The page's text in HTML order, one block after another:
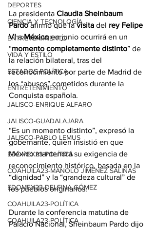
DEPORTES
CIENCIA Y TECNOLOGÍA
ENTRETENIMIENTO
VIDA Y ESTILO
ESTADOS-POLÍTICA
ENTRETENIMIENTO
JALISCO-ENRIQUE ALFARO
JALISCO-GUADALAJARA
JALISCO-PABLO LEMUS
EDOMEX23-POLÍTICA
COAHUILA23-MANOLO JIMÉNEZ SALINAS
EDOMEX23-DELFINA GÓMEZ
COAHUILA23-POLÍTICA
COAHUILA23-POLÍTICA
La presidenta Claudia Sheinbaum
Pardo afirmó que la visita del rey Felipe
VI a México en junio ocurrirá en un
“momento completamente distinto” de
la relación bilateral, tras del
reconocimiento por parte de Madrid de
los “abusos” cometidos durante la
Conquista española.
“Es un momento distinto”, expresó la
gobernante, quien insistió en que
México mantendrá su exigencia de
reconocimiento histórico, basada en la
“dignidad” y la “grandeza cultural” de
los pueblos originarios.
Durante la conferencia matutina de
Palacio Nacional, Sheinbaum Pardo dijo